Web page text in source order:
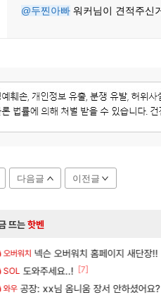
@두찐아빠 워커님이 견적주신
다음글 이전글
뜨는핫벤
오버워치 넥슨 오버워치 홈페이지 새단장!!
SOL 도와주세요..! [7]
와우 공장: xx님 옴니움 장서 안하셨어요?
여행 [여행_국내] 남해 독일마을
[1]
비스트 모든 바우에라 업그레이드 아이템 획
GTA6 8월 28일 넷플릭스에서 예고편 공